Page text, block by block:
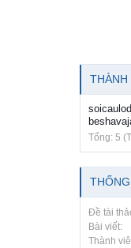
THÀNH
Tổng: 5
Đề tài
Bài viết:
Thành